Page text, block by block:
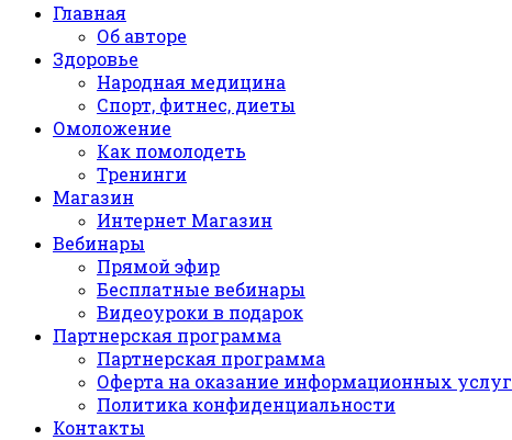
Главная
Об авторе
Здоровье
Народная медицина
Спорт, фитнес, диеты
Омоложение
Как помолодеть
Тренинги
Магазин
Интернет Магазин
Вебинары
Прямой эфир
Бесплатные вебинары
Видеоуроки в подарок
Партнерская программа
Партнерская программа
Оферта на оказание информационных услуг
Политика конфиденциальности
Контакты